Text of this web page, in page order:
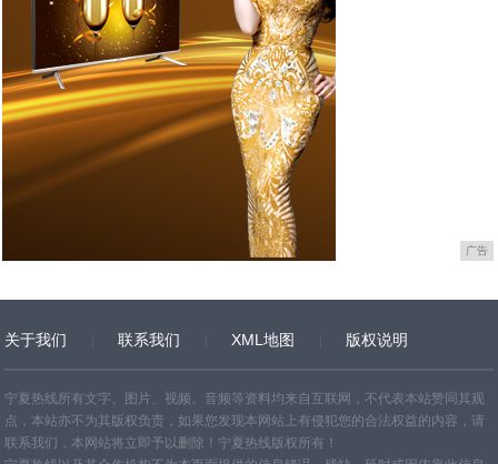
广告
关于我们 联系我们 XML地图 版权说明
网站地图 TXT
宁夏热线所有文字、图片、视频、音频等资料均来自互联网，不代表本站赞同其观
点，本站亦不为其版权负责，如果您发现本网站上有侵犯您的合法权益的内容，请
联系我们，本网站将立即予以删除！宁夏热线版权所有！